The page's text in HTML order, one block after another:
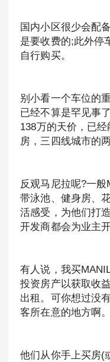
国内小区很少会配
是要收费的;此外停
自行购买。
别小看一个车位的
已经不算是罕见事
138万的天价，已
房，三四线城市的
反观马尼拉呢?一
带泳池、健身房、
活感受，为他们打
开发商都会为业主
有人说，我买
投资房产以获取收
出租。可你想过没
客所在意的地方啊。
他们从你手上买房(